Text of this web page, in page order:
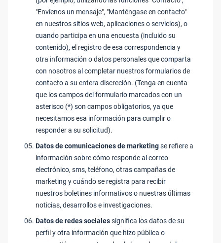
"Envíenos un mensaje", "Manténgase en contacto"
en nuestros sitios web, aplicaciones o servicios), o
cuando participa en una encuesta (incluido su
contenido), el registro de esa correspondencia y
otra información o datos personales que comparta
con nosotros al completar nuestros formularios de
contacto a su entera discreción. (Tenga en cuenta
que los campos del formulario marcados con un
asterisco (*) son campos obligatorios, ya que
necesitamos esa información para cumplir o
responder a su solicitud).
Datos de comunicaciones de marketingse refiere a
información sobre cómo responde al correo
electrónico, sms, teléfono, otras campañas de
marketing y cuándo se registra para recibir
nuestros boletines informativos o nuestras últimas
noticias, desarrollos e investigaciones.
Datos de redes socialessignifica los datos de su
perfil y otra información que hizo pública o